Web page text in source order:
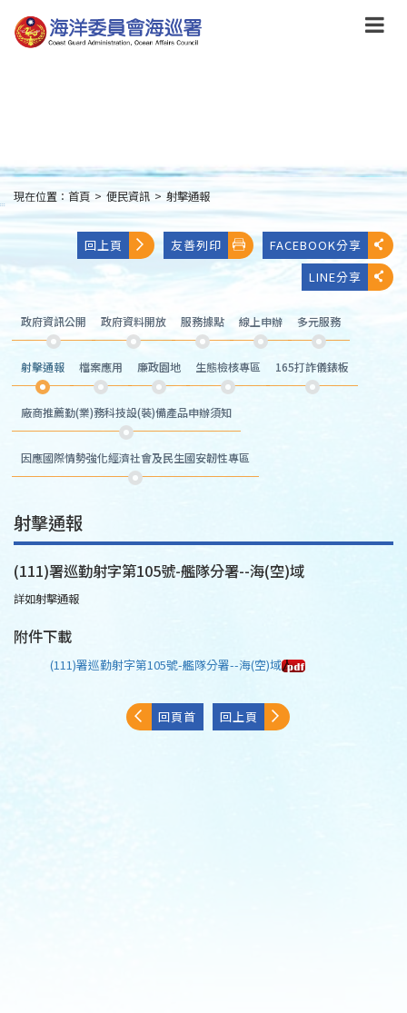
到
主
:::
現在位置： 首頁 > 便民資訊 > 射擊通報
回上頁 友善列印
FACEBOOK分享
LINE分享
政府資訊公開 政府資料開放 服務據點 線上申辦 多元服務
射擊通報 檔案應用 廉政園地 生態檢核專區 165打詐儀錶板
廠商推薦勤(業)務科技設(裝)備產品申辦須知
因應國際情勢強化經濟社會及民生國安韌性專區
射擊通報
(111)署巡勤射字第105號-艦隊分署--海(空)域
詳如射擊通報
附件下載
(111)署巡勤射字第105號-艦隊分署--海(空)域
回頁首 回上頁